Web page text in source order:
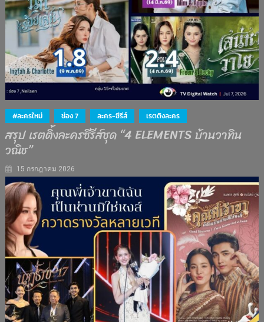
#ละครใหม่ ช่อง 7 ละคร-ซีรีส์ เรตติงละคร
สรุป เรตติ้งละครซีรีส์ชุด “4 ELEMENTS บ้านวาทิน
วณิช”
15 กรกฎาคม 2026